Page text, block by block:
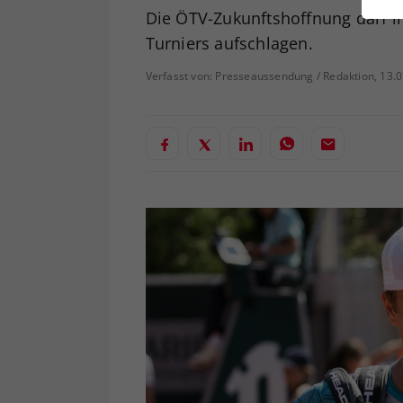
Die ÖTV-Zukunftshoffnung darf
Turniers aufschlagen.
Verfasst von: Presseaussendung / Redaktion,